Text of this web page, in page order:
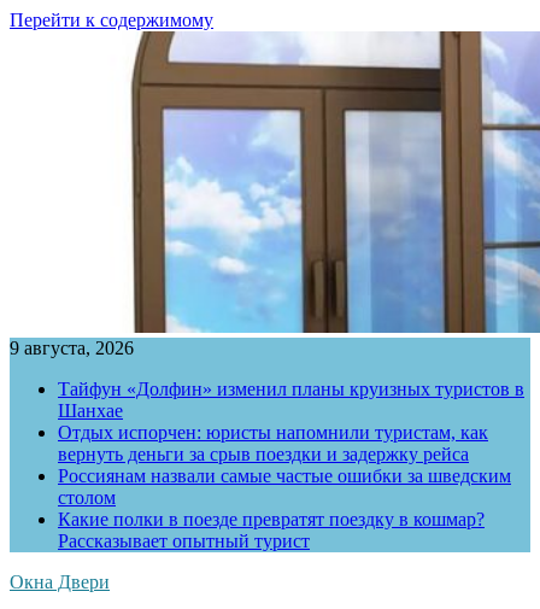
Перейти к содержимому
9 августа, 2026
Тайфун «Долфин» изменил планы круизных туристов в
Шанхае
Отдых испорчен: юристы напомнили туристам, как
вернуть деньги за срыв поездки и задержку рейса
Россиянам назвали самые частые ошибки за шведским
столом
Какие полки в поезде превратят поездку в кошмар?
Рассказывает опытный турист
Окна Двери